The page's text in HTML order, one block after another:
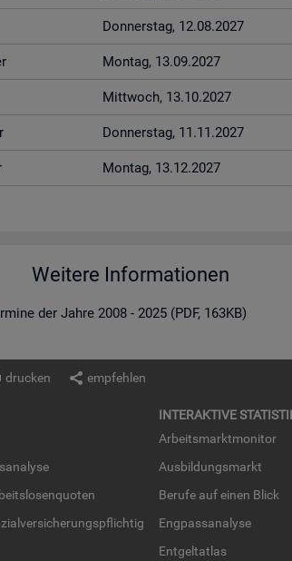
Don­ners­tag, 12.08.2027
Mon­tag, 13.09.2027
Mitt­woch, 13.10.2027
Don­ners­tag, 11.11.2027
Mon­tag, 13.12.2027
Weitere Informationen
der Jahre 2008 - 2025 (PDF, 163KB)
drucken empfehlen
IN­TER­AK­TI­VE
Ar­beits­markt­mo­ni­tor
Aus­bil­dungs­markt
Be­ru­fe auf einen Blick
Eng­pass­ana­ly­se
Ent­gel­t­at­las